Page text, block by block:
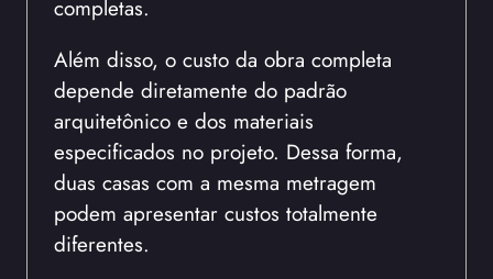
completas.
Além disso, o custo da obra completa
depende diretamente do padrão
arquitetônico e dos materiais
especificados no projeto. Dessa forma,
duas casas com a mesma metragem
podem apresentar custos totalmente
diferentes.